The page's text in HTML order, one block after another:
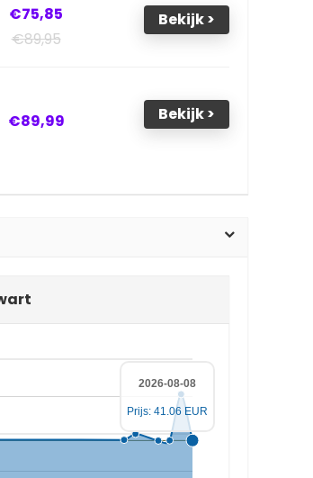
€75,85
€89,95
Bekijk >
€89,99 Bekijk >
2026-08-08
Prijs: 41.06 EUR